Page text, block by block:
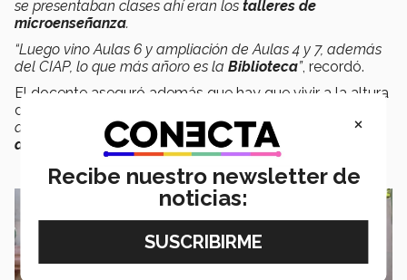
se presentaban clases ahí eran los talleres de
microenseñanza.
“Luego vino Aulas 6 y ampliación de Aulas 4 y 7, además
del CIAP, lo que más añoro es la Biblioteca”, recordó.
El docente aseguró además que hay que vivir a la altura
de los tiempos
de estos 45 años es quelas instituciones también viven
de su historia”.
×
Recibe nuestro newsletter de
noticias: